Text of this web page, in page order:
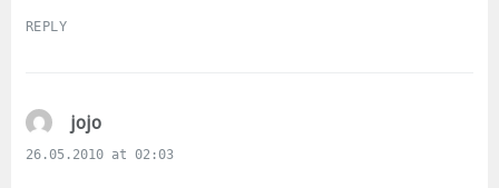
REPLY
jojos
a
26.05.2010 at 02:03